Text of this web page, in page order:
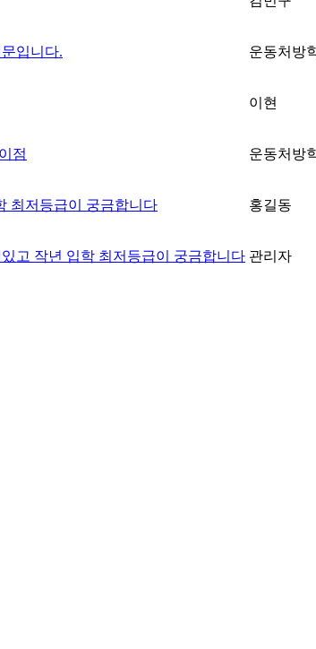
입니다. 운동처방
이현
점 운동처방
최저등급이 궁금합니다 홍길동
고 작년 입학 최저등급이 궁금합니다 관리자